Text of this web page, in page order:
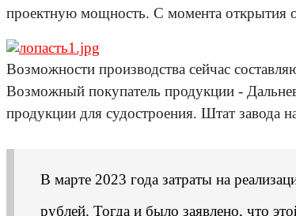
проектную мощность. С момента открытия
Возможности производства сейчас
Возможный покупатель продукции -
продукции для судостроения. Штат завода
В марте 2023 года затраты на
рублей. Тогда и было заявлено, что